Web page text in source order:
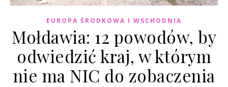
EUROPA ŚRODKOWA I WSCHODNIA
Mołdawia: 12 powodów, by
odwiedzić kraj, w którym
nie ma NIC do zobaczenia